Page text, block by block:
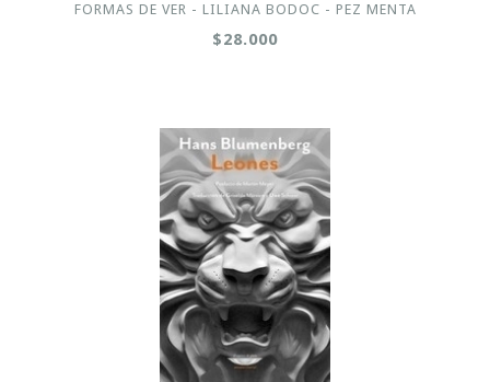
FORMAS DE VER - LILIANA BODOC - PEZ MENTA
$28.000